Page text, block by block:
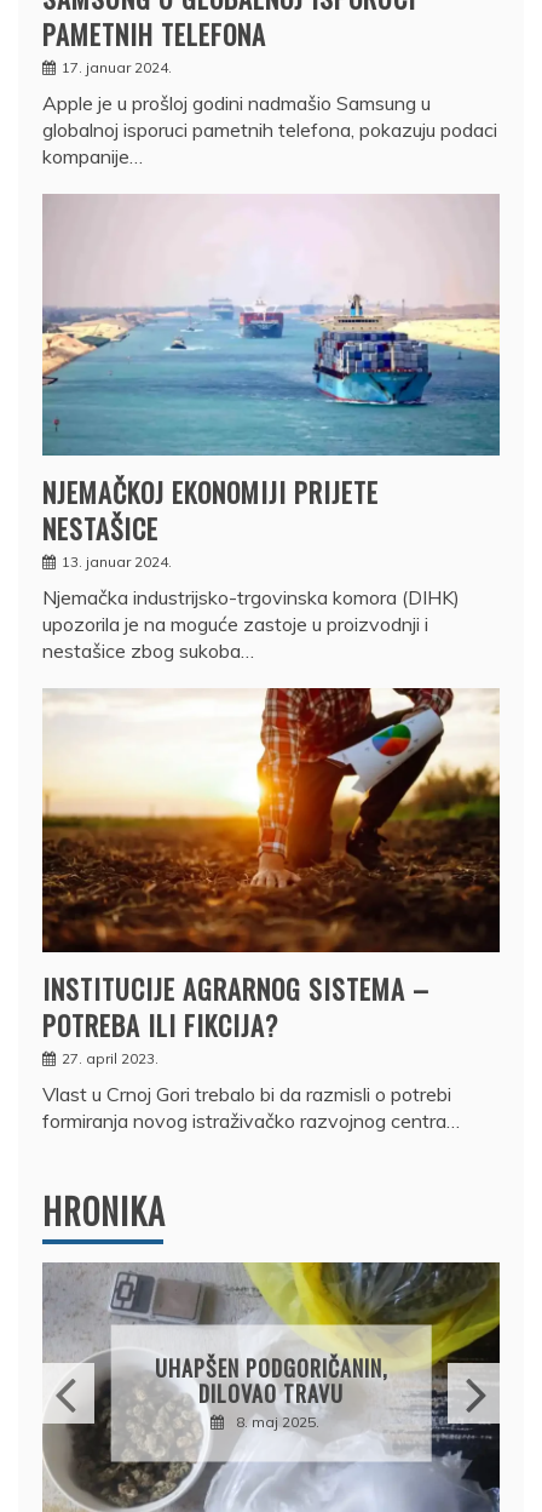
PAMETNIH TELEFONA
17. januar 2024.
Apple je u prošloj godini nadmašio Samsung u
globalnoj isporuci pametnih telefona, pokazuju podaci
kompanije…
NJEMAČKOJ EKONOMIJI PRIJETE
NESTAŠICE
13. januar 2024.
Njemačka industrijsko-trgovinska komora (DIHK)
upozorila je na moguće zastoje u proizvodnji i
nestašice zbog sukoba…
INSTITUCIJE AGRARNOG SISTEMA –
POTREBA ILI FIKCIJA?
27. april 2023.
Vlast u Crnoj Gori trebalo bi da razmisli o potrebi
formiranja novog istraživačko razvojnog centra…
HRONIKA
DRŽAVLJANIN RUSIJE
OSUMNJIČEN DA JE
PRODAO TUĐI BMW,
DRŽAVU NAPUSTIO
BRODOM
12. februar 2025.